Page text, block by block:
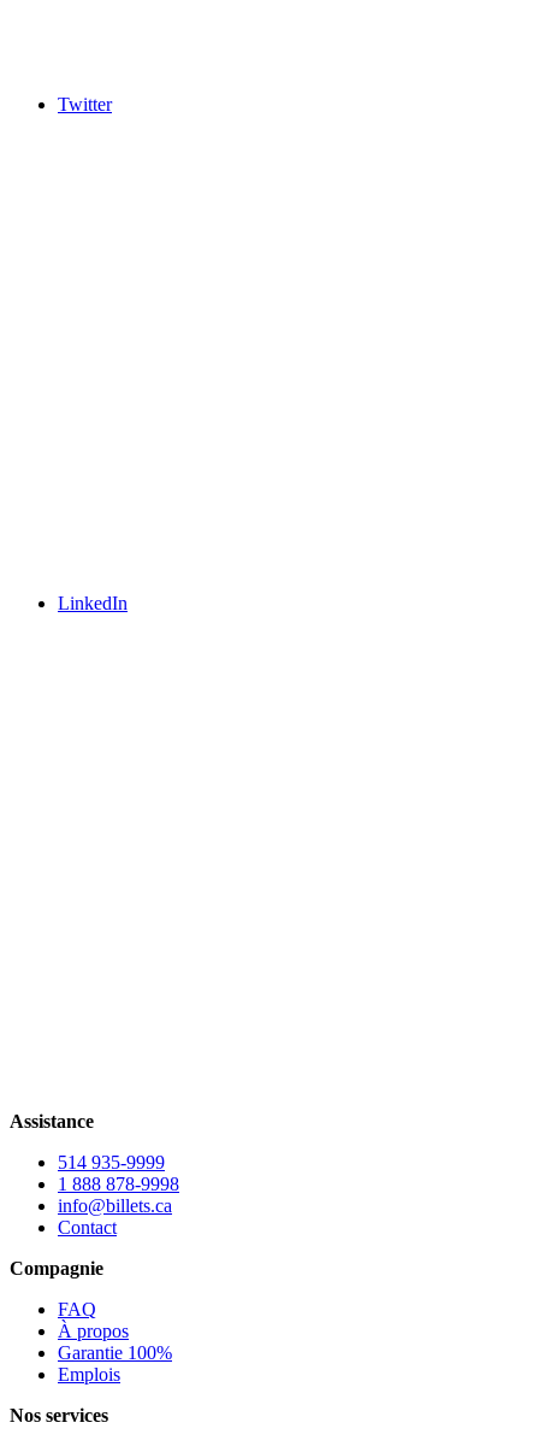
Twitter
LinkedIn
Assistance
514 935-9999
1 888 878-9998
info@billets.ca
Contact
Compagnie
FAQ
À propos
Garantie 100%
Emplois
Nos services